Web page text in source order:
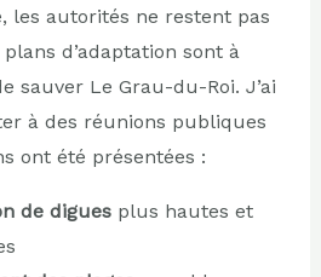
les autorités ne restent pas
d’adaptation sont à
sauver Le Grau-du-Roi. J’ai
à des réunions publiques
ont été présentées :
de diguesplus hautes et